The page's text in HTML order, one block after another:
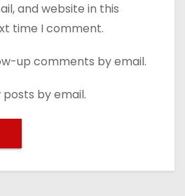
and website in this
time I comment.
up comments by email.
by email.